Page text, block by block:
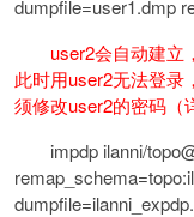
dumpfile=user1.dmp
user2会自动建立
此时用user2无法登录
须修改user2的密码（
impdp ilanni/